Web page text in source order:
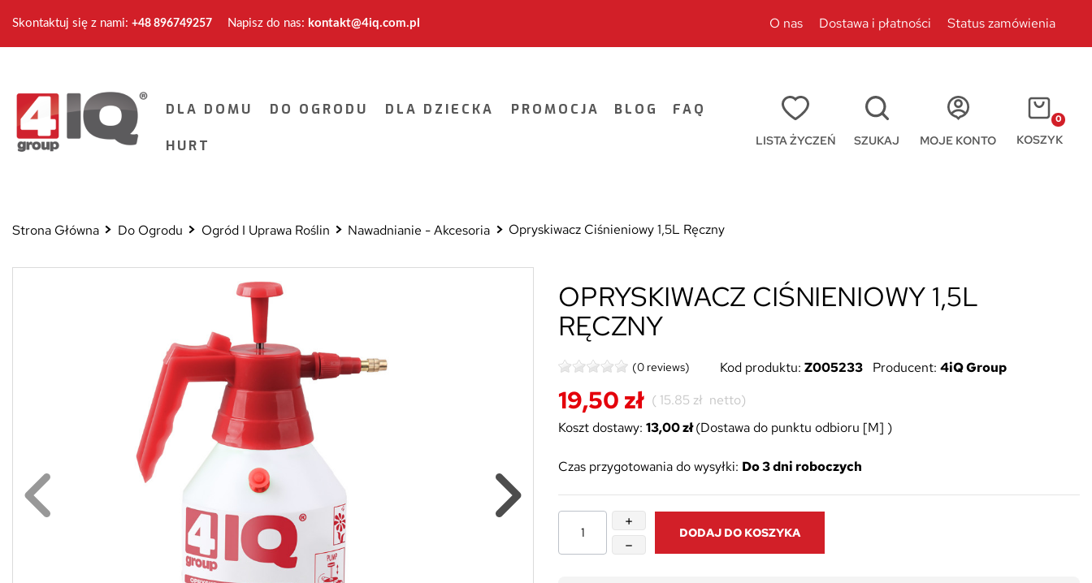
Skontaktuj się z nami: +48 896749257 Napisz do nas: kontakt@4iq.com.pl O nas Dostawa i płatności Status zamówienia
0
KOSZYK
DLA DOMU DO OGRODU DLA DZIECKA PROMOCJA BLOG FAQ
HURT LISTA ŻYCZEŃ SZUKAJ MOJE KONTO
Strona Główna Do Ogrodu Ogród I Uprawa Roślin Nawadnianie - Akcesoria Opryskiwacz Ciśnieniowy 1,5L Ręczny
OPRYSKIWACZ CIŚNIENIOWY 1,5L
RĘCZNY
(0 reviews) Kod produktu: Z005233 Producent: 4iQ Group
19,50 zł ( 15.85 zł netto)
Koszt dostawy: 13,00 zł(Dostawa do punktu odbioru [M] )
Czas przygotowania do wysyłki: Do 3 dni roboczych
DODAJ DO KOSZYKA